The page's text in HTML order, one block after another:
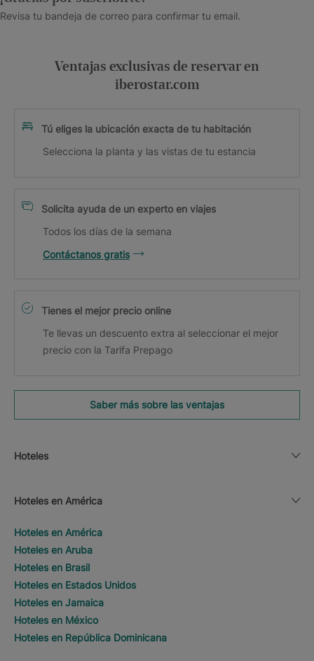
Revisa tu bandeja de correo para confirmar tu email.
Ventajas exclusivas de reservar en
iberostar.com
Tú eliges la ubicación exacta de tu habitación
Selecciona la planta y las vistas de tu estancia
Solicita ayuda de un experto en viajes
Todos los días de la semana
Contáctanos gratis
Tienes el mejor precio online
Te llevas un descuento extra al seleccionar el mejor
precio con la Tarifa Prepago
Saber más sobre las ventajas
Hoteles
Hoteles en América
Hoteles en América
Hoteles en Aruba
Hoteles en Brasil
Hoteles en Estados Unidos
Hoteles en Jamaica
Hoteles en México
Hoteles en República Dominicana